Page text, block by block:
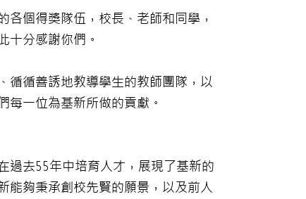
個得獎隊伍，校長、老師和同學，
十分感謝你們。
循循善誘地教導學生的教師團隊，以
每一位為基新所做的貢獻。
過去55年中培育人才，展現了基新的
能夠秉承創校先賢的願景，以及前人